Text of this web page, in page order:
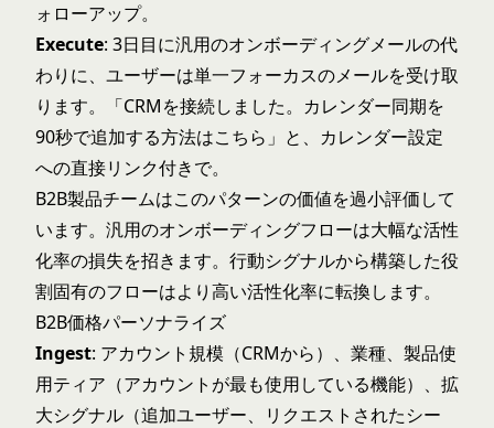
ォローアップ。
Execute: 3日目に汎用のオンボーディングメールの代
わりに、ユーザーは単一フォーカスのメールを受け取
ります。「CRMを接続しました。カレンダー同期を
90秒で追加する方法はこちら」と、カレンダー設定
への直接リンク付きで。
B2B製品チームはこのパターンの価値を過小評価して
います。汎用のオンボーディングフローは大幅な活性
化率の損失を招きます。行動シグナルから構築した役
割固有のフローはより高い活性化率に転換します。
B2B価格パーソナライズ
Ingest: アカウント規模（CRMから）、業種、製品使
用ティア（アカウントが最も使用している機能）、拡
大シグナル（追加ユーザー、リクエストされたシー